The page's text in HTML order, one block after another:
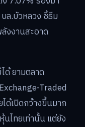
ล.บัวหลวง ชี้ธีม
งงานสะอาด
ด้ ยามตลาด
Traded
ด้เปิดกว้างขึ้นมาก
นไทยเท่านั้น แต่ยัง